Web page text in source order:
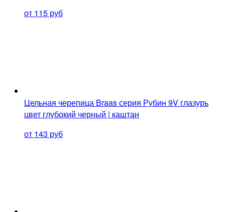
от 115 руб
Цельная черепица Braas серия Рубин 9V глазурь
цвет глубокий черный | каштан
от 143 руб